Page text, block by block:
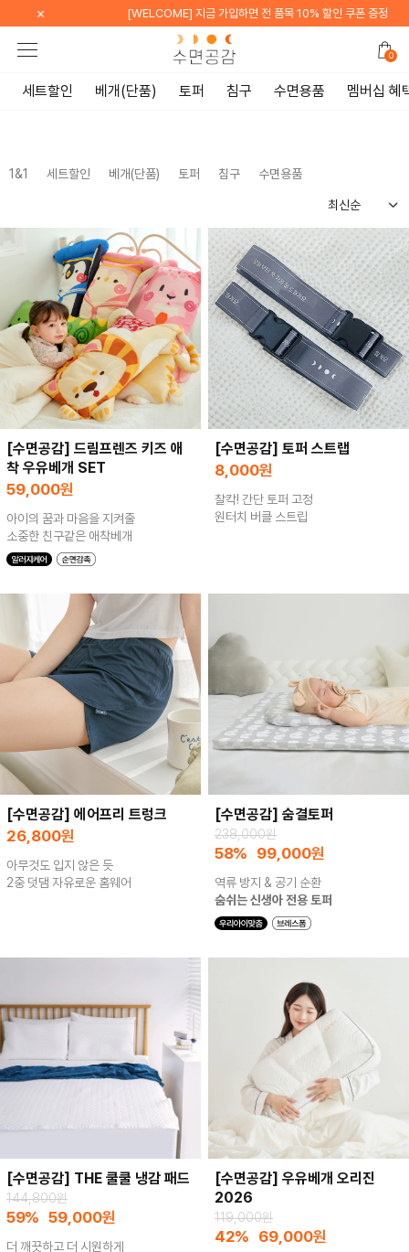
[WELCOME] 지금 가입하면 전 품목 10% 할인 쿠폰 증정
0
세트할인 베개(단품) 토퍼 침구 수면용품 멤버십 혜
1&1 세트할인 베개(단품) 토퍼 침구 수면용품
[수면공감] 드림프렌즈 키즈 애
착 우유베개 SET
59,000원
아이의 꿈과 마음을 지켜줄
소중한 친구같은 애착베개
[수면공감] 토퍼 스트랩
8,000원
찰칵! 간단 토퍼 고정
원터치 버클 스트립
[수면공감] 에어프리 트렁크
26,800원
아무것도 입지 않은 듯
2중 덧댐 자유로운 홈웨어
[수면공감] 숨결토퍼
238,000원
58% 99,000원
역류 방지 & 공기 순환
숨쉬는 신생아 전용 토퍼
[수면공감] THE 쿨쿨 냉감 패드
144,800원
59% 59,000원
더 깨끗하고 더 시원하게
[수면공감] 우유베개 오리진
2026
119,000원
42% 69,000원